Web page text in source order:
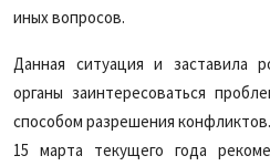
иных вопросов.
Данная ситуация и заставила
органы заинтересоваться
способом разрешения
15 марта текущего года